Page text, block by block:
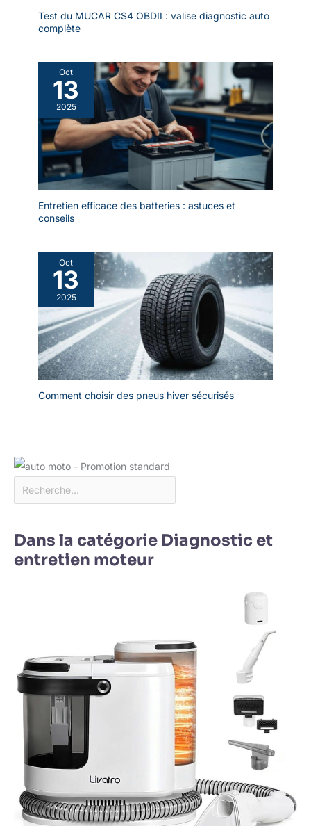
Test du MUCAR CS4 OBDII : valise diagnostic auto
complète
Oct
13
2025
Entretien efficace des batteries : astuces et
conseils
Oct
13
2025
Comment choisir des pneus hiver sécurisés
Dans la catégorie Diagnostic et
entretien moteur